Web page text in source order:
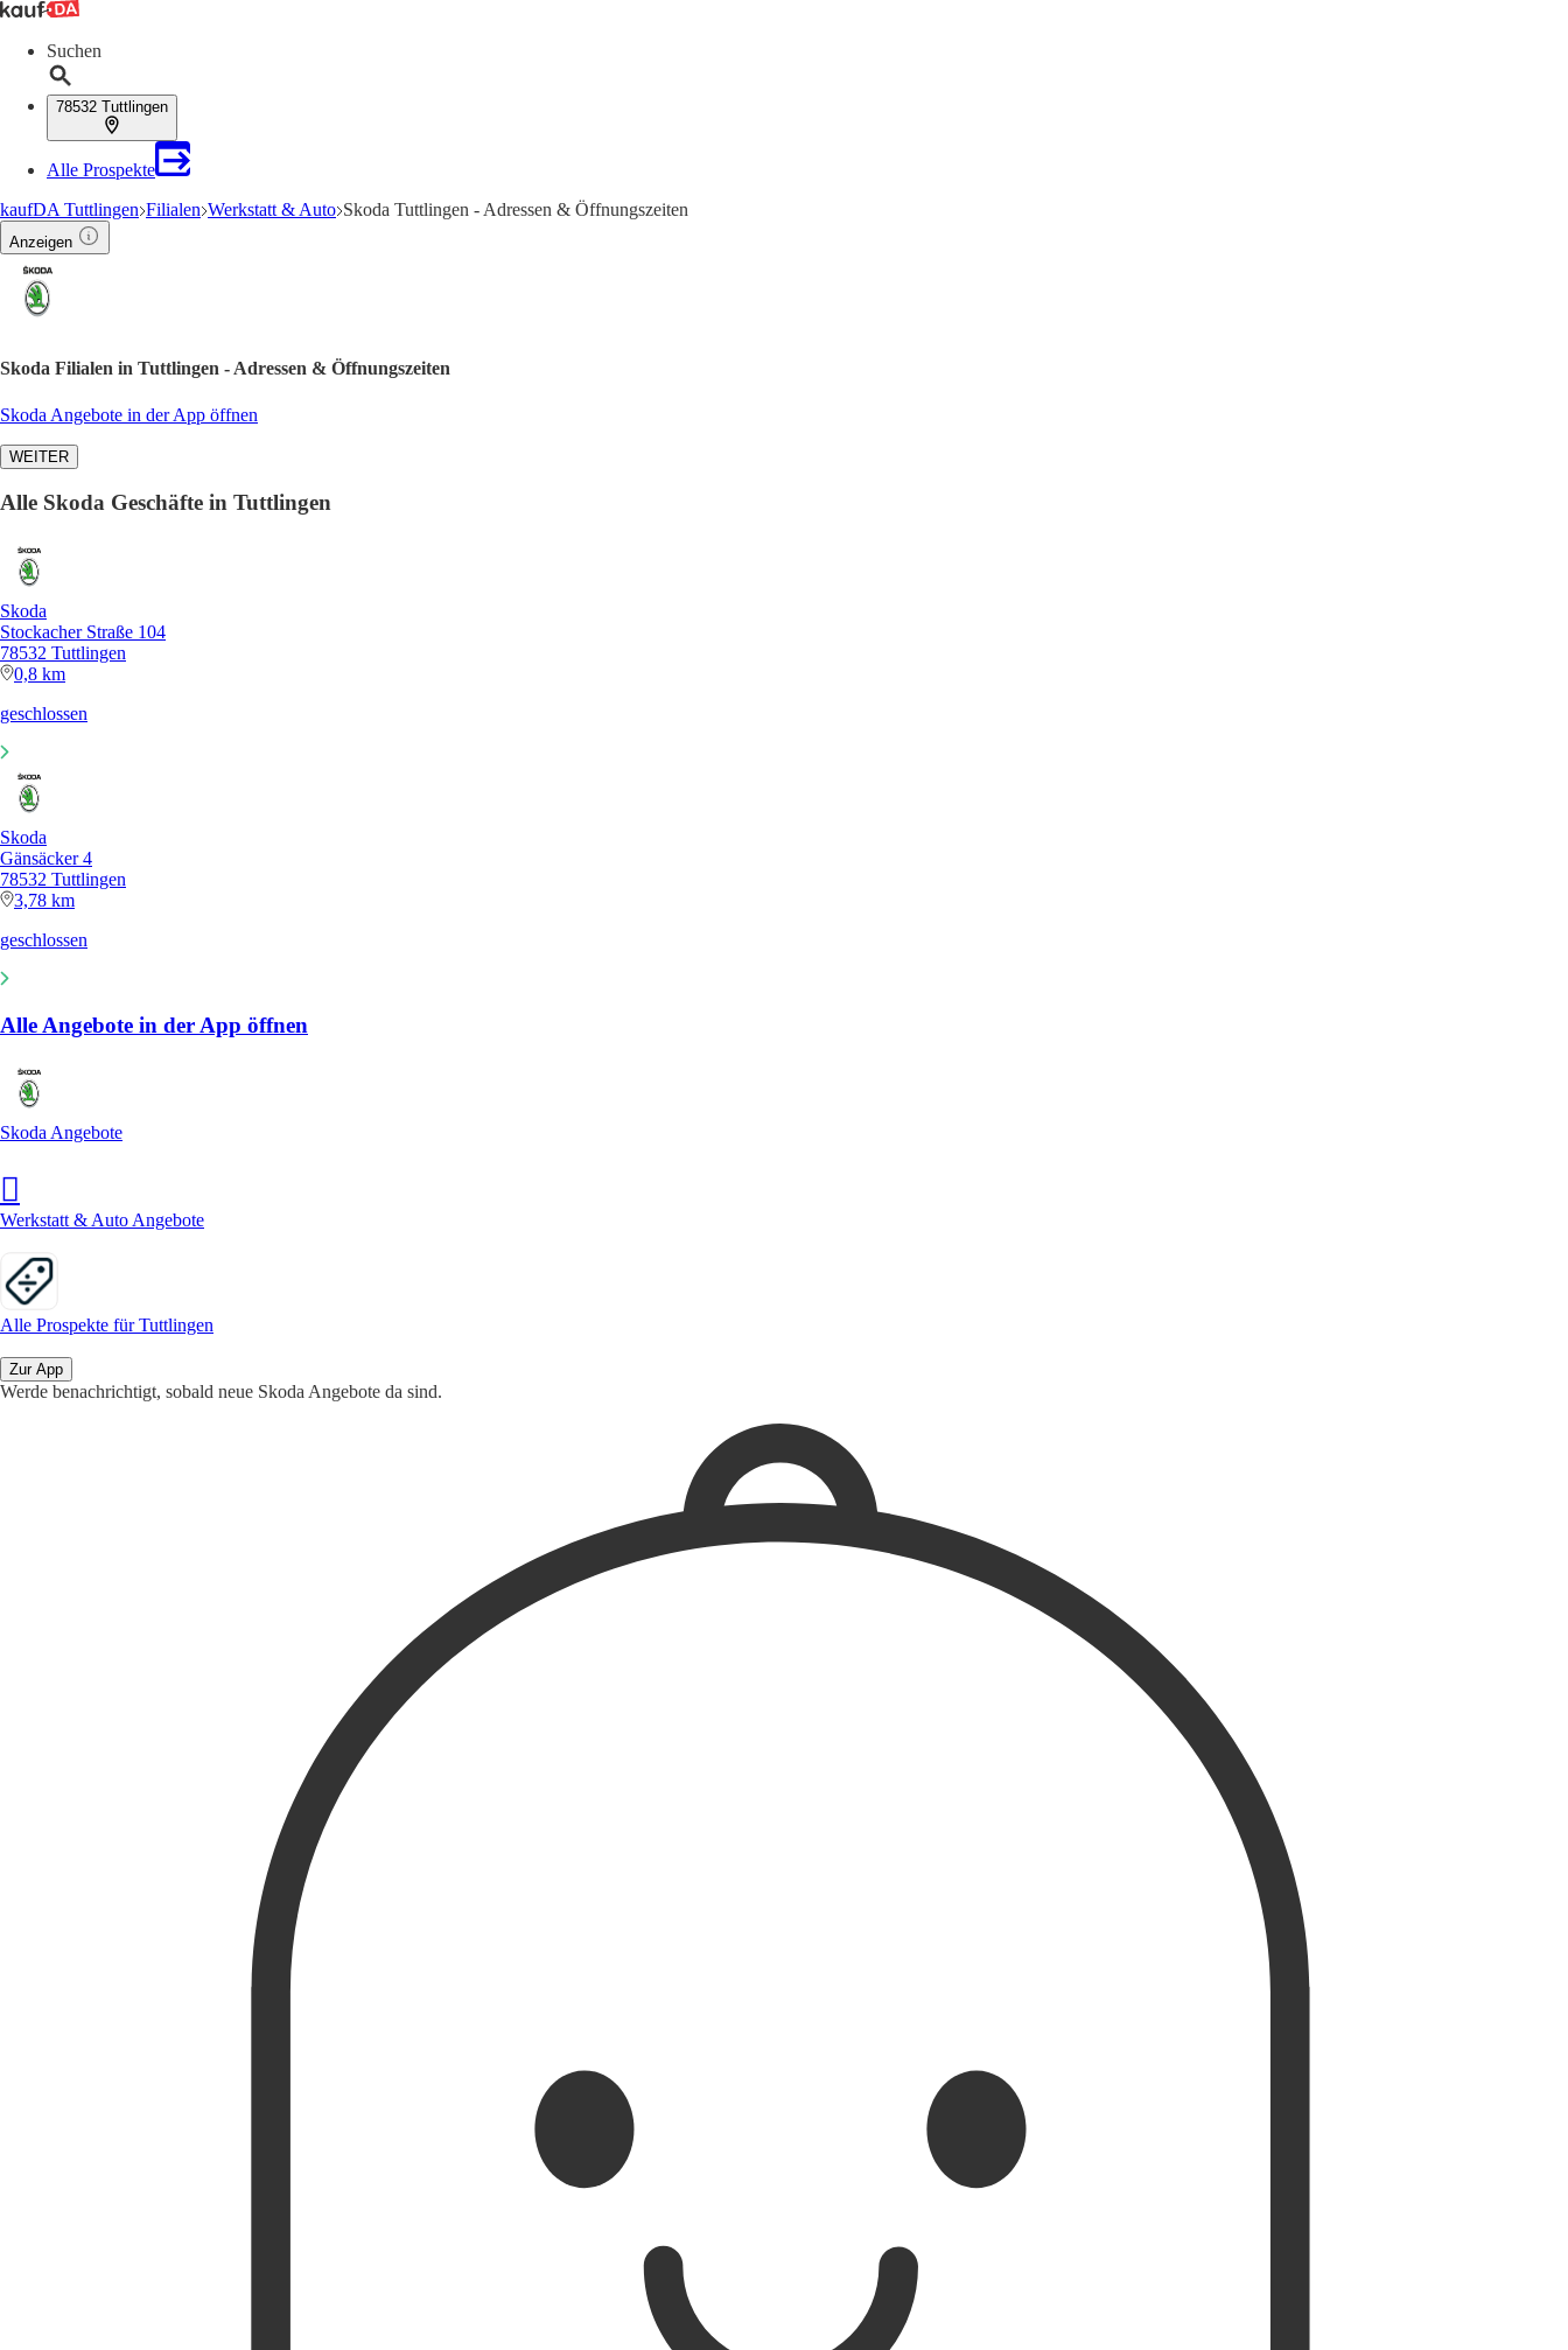
Suchen
78532 Tuttlingen
Alle Prospekte
kaufDA Tuttlingen Filialen Werkstatt & Auto Skoda Tuttlingen - Adressen & Öffnungszeiten
Anzeigen
Skoda Filialen in Tuttlingen - Adressen & Öffnungszeiten
Skoda Angebote in der App öffnen
WEITER
Alle Skoda Geschäfte in Tuttlingen
Skoda
Stockacher Straße 104
78532 Tuttlingen
0,8 km
geschlossen
Skoda
Gänsäcker 4
78532 Tuttlingen
3,78 km
geschlossen
Alle Angebote in der App öffnen
Skoda Angebote
Werkstatt & Auto Angebote
Alle Prospekte für Tuttlingen
Zur App
Werde benachrichtigt, sobald neue Skoda Angebote da sind.